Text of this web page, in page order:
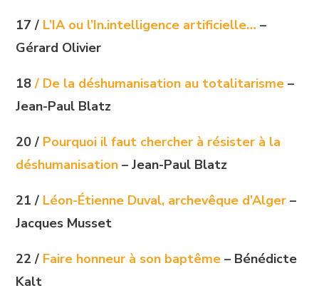
17 / L’IA ou l’In.intelligence artificielle… –
Gérard Olivier
18/ De la déshumanisation au totalitarisme –
Jean-Paul Blatz
20 / Pourquoi il faut chercher à résister à la
déshumanisation – Jean-Paul Blatz
21 / Léon-Étienne Duval, archevêque d’Alger –
Jacques Musset
22 / Faire honneur à son baptême – Bénédicte
Kalt